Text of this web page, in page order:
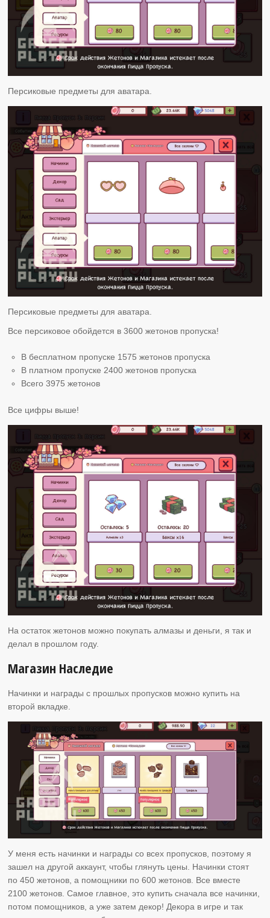
Персиковые предметы для аватара.
Персиковые предметы для аватара.
Все персиковое обойдется в 3600 жетонов пропуска!
В бесплатном пропуске 1575 жетонов пропуска
В платном пропуске 2400 жетонов пропуска
Всего 3975 жетонов
Все цифры выше!
На остаток жетонов можно покупать алмазы и деньги, я так и
делал в прошлом году.
Магазин Наследие
Начинки и награды с прошлых пропусков можно купить на
второй вкладке.
У меня есть начинки и награды со всех пропусков, поэтому я
зашел на другой аккаунт, чтобы глянуть цены. Начинки стоят
по 450 жетонов, а помощники по 600 жетонов. Все вместе
2100 жетонов. Самое главное, это купить сначала все начинки,
потом помощников, а уже затем декор! Декора в игре и так